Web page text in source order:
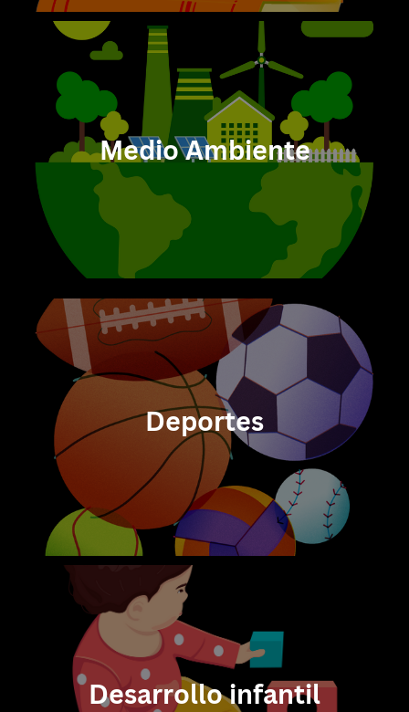
Medio Ambiente
Deportes
Desarrollo infantil